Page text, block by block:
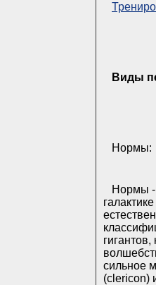
Виды
Нормы:
Нормы -
сильное
(clericon)